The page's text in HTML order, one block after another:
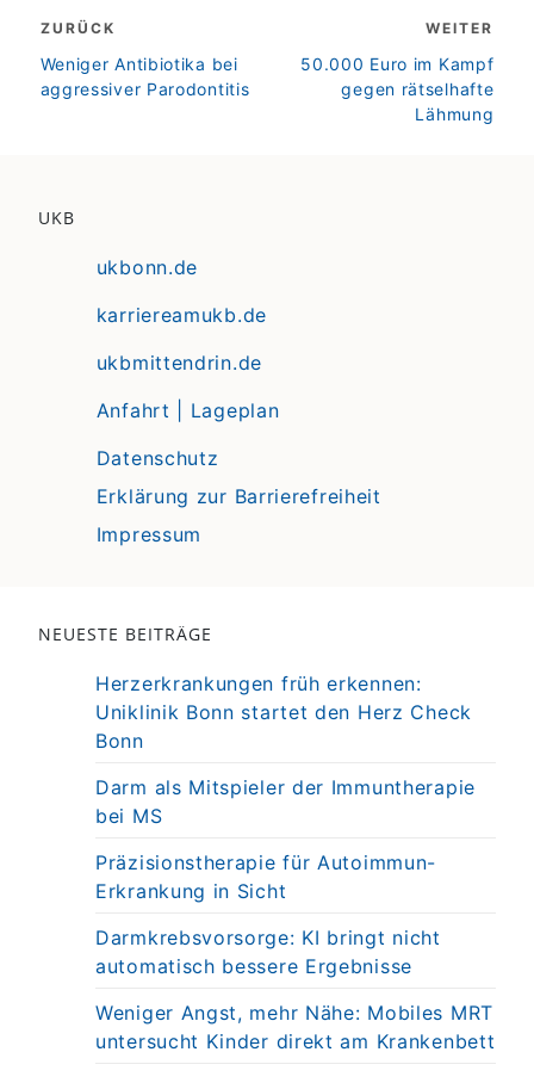
ZURÜCK
zurück
Weniger Antibiotika bei
aggressiver Parodontitis
WEITER
weiter
50.000 Euro im Kampf
gegen rätselhafte
Lähmung
UKB
ukbonn.de
karriereamukb.de
ukbmittendrin.de
Anfahrt | Lageplan
Datenschutz
Erklärung zur Barrierefreiheit
Impressum
NEUESTE BEITRÄGE
Herzerkrankungen früh erkennen:
Uniklinik Bonn startet den Herz Check
Bonn
Darm als Mitspieler der Immuntherapie
bei MS
Präzisionstherapie für Autoimmun-
Erkrankung in Sicht
Darmkrebsvorsorge: KI bringt nicht
automatisch bessere Ergebnisse
Weniger Angst, mehr Nähe: Mobiles MRT
untersucht Kinder direkt am Krankenbett